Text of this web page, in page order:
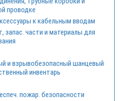
проводке
к кабельным вводам
запас. части и материалы для
и взрывобезопасный шанцевый
инвентарь
пожар. безопасности